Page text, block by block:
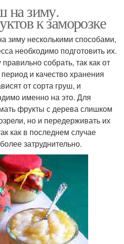
на зиму.
к заморозке
зиму несколькими способами,
необходимо подготовить их.
собрать, так как от
и качество хранения
от сорта груш, и
именно на это. Для
фрукты с дерева слишком
но и передерживать их
как в последнем случае
затруднительно.